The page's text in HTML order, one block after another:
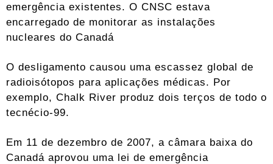
emergência existentes. O CNSC estava
encarregado de monitorar as instalações
nucleares do Canadá
O desligamento causou uma escassez global de
radioisótopos para aplicações médicas. Por
exemplo, Chalk River produz dois terços de todo o
tecnécio-99.
Em 11 de dezembro de 2007, a câmara baixa do
Canadá aprovou uma lei de emergência